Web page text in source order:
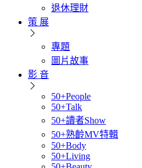
退休理財
策 展
專題
圖片故事
影 音
50+People
50+Talk
50+讀者Show
50+熟齡MV特輯
50+Body
50+Living